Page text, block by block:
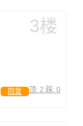
3楼
顶: 2 踩: 0
回复